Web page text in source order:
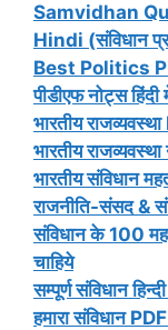
Samvidhan
Hindi (संविधान
Best Politics
पीडीएफ नोट्स हिंदी
भारतीय
भारतीय
भारतीय संविधान
राजनीति-संसद &
संविधान के 100
चाहिये
सम्पूर्ण संविधान
हमारा संविधान